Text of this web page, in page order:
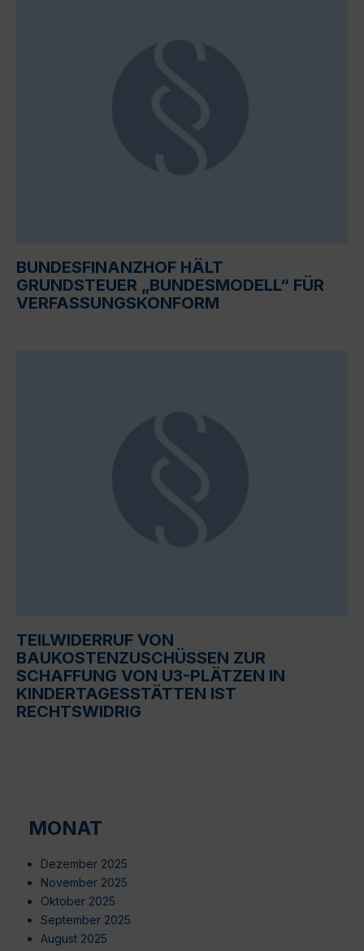
BUNDESFINANZHOF HÄLT
GRUNDSTEUER „BUNDESMODELL“ FÜR
VERFASSUNGSKONFORM
TEILWIDERRUF VON
BAUKOSTENZUSCHÜSSEN ZUR
SCHAFFUNG VON U3-PLÄTZEN IN
KINDERTAGESSTÄTTEN IST
RECHTSWIDRIG
MONAT
Dezember 2025
November 2025
Oktober 2025
September 2025
August 2025